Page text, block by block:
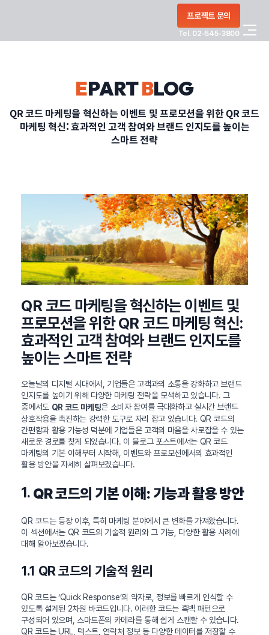
프로젝트 문의
Tel. 02-545-3800
PORTFOLIO
정부지원사업
EPARTBLOG
QR 코드 마케팅을 혁신하는 이벤트 및 프로모션을 위한 QR 코드
마케팅 혁신: 효과적인 고객 참여와 브랜드 인지도를 높이는
스마트 전략
QR 코드 마케팅을 혁신하는 이벤트 및
프로모션을 위한 QR 코드 마케팅 혁신:
효과적인 고객 참여와 브랜드 인지도를
높이는 스마트 전략
오늘날의 디지털 시대에서, 기업들은 고객과의 소통을 강화하고 브랜드
인지도를 높이기 위해 다양한 마케팅 전략을 모색하고 있습니다. 그
중에서도 QR 코드 마케팅은 소비자 참여를 극대화하고 실시간 브랜드
상호작용을 촉진하는 강력한 도구로 자리 잡고 있습니다. QR 코드의
간편함과 활용 가능성 덕분에 기업들은 고객의 마음을 사로잡을 수 있는
새로운 경로를 찾게 되었습니다. 이 블로그 포스트에서는 QR 코드
마케팅의 기본 이해부터 시작해, 이벤트와 프로모션에서의 효과적인
활용 방안을 자세히 살펴보겠습니다.
1. QR 코드의 기본 이해: 기능과 활용 방안
QR 코드는 등장 이후, 특히 마케팅 분야에서 큰 변화를 가져왔습니다.
이 섹션에서는 QR 코드의 기술적 원리와 그 기능, 다양한 활용 사례에
대해 알아보겠습니다.
1.1 QR 코드의 기술적 원리
QR 코드는 ‘Quick Response’의 약자로, 정보를 빠르게 인식할 수
있도록 설계된 2차원 바코드입니다. 이러한 코드는 흑백 패턴으로
구성되어 있으며, 스마트폰의 카메라를 통해 쉽게 스캔할 수 있습니다.
QR 코드는 URL, 텍스트, 연락처 정보 등 다양한 데이터를 저장할 수